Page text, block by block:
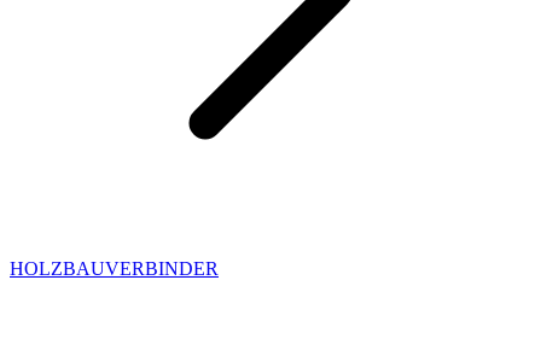
HOLZBAUVERBINDER